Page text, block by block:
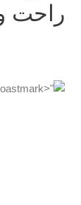
راحت